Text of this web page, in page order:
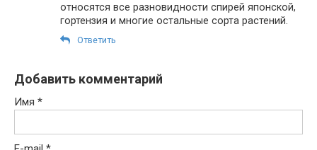
относятся все разновидности спирей японской,
гортензия и многие остальные сорта растений.
Ответить
Добавить комментарий
Имя *